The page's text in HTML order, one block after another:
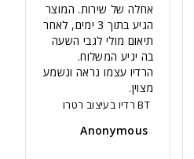
אחלה של שירות. המוצר
הגיע בתוך 3 ימים, לאחר
תיאום מולי לגבי השעה
מצוין.
רדיו בעיצוב רטרו BT
Anonymous